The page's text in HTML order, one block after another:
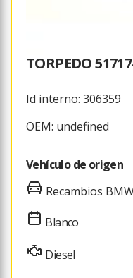
TORPEDO
Id interno: 306359
OEM: undefined
Vehículo de origen
Recambios
Blanco
Diesel